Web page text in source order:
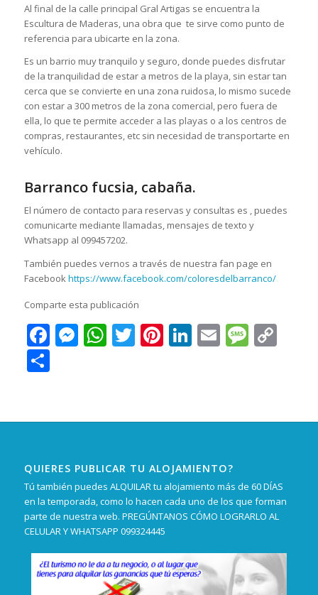
Al final de la calle principal Gral Artigas se encuentra la
Escultura de Maderas, una obra que te sirve como punto de
referencia para ubicarte en la zona.
Es un barrio muy tranquilo y seguro, donde puedes disfrutar
de la tranquilidad de estar a metros de la playa, sin estar tan
cerca que se convierte en una zona ruidosa, lo mismo sucede
con estar a 300 metros de la zona comercial, pero fuera de
ella, lo que te permite acceder a las playas o a los centros de
compras, restaurantes, etc sin necesidad de transportarte en
vehículo.
Barranco fucsia, cabaña.
El número de contacto para reservas y consultas es , puedes
comunicarte mediante llamadas, mensajes de texto y
Whatsapp al 099457202.
También puedes vernos a través de nuestra fan page en
Facebook https://www.facebook.com/coloresdelbarranco/
Comparte esta publicación
Facebook
Messenger
WhatsApp
Twitter
Pinterest
LinkedIn
Email
Compartir
QUIERES PUBLICAR TU ALOJAMIENTO?
Tú también puedes ALQUILAR tu alojamiento más de 60 DÍAS
en la temporada, como lo hacen cada uno de los que forman
parte de nuestra web. PREGÚNTANOS CÓMO LOGRARLO AL
CELULAR Y WHATSAPP 099324445